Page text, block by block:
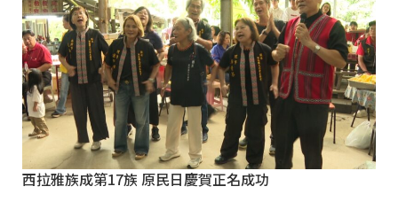
西拉雅族成第17族 原民日慶賀正名成功